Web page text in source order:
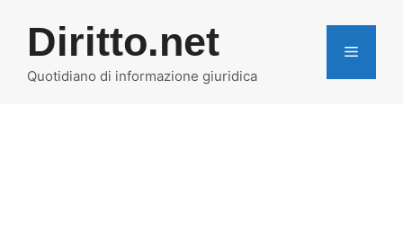
contenuto
Diritto.net
Quotidiano di informazione giuridica
MENU